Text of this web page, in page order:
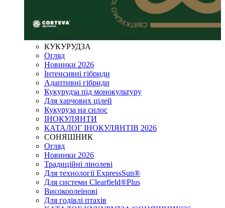
КУКУРУДЗА
Огляд
Новинки 2026
Інтенсивні гібриди
Адаптивні гібриди
Кукурудза під монокультуру
Для харчових цілей
Кукуруза на силос
ІНОКУЛЯНТИ
КАТАЛОГ ІНОКУЛЯНТІВ 2026
СОНЯШНИК
Огляд
Новинки 2026
Традиційні лінолеві
Для технології ExpressSun®
Для системи Clearfield®Plus
Високоолеїнові
Для годівлі птахів